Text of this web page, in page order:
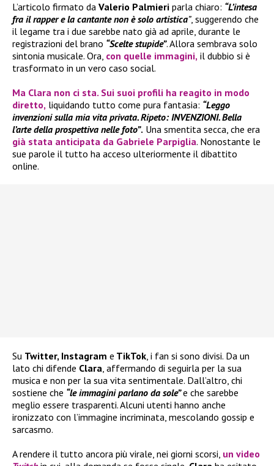
L’articolo firmato da Valerio Palmieri parla chiaro: “L’intesa
fra il rapper e la cantante non è solo artistica”, suggerendo che
il legame tra i due sarebbe nato già ad aprile, durante le
registrazioni del brano “Scelte stupide”. Allora sembrava solo
sintonia musicale. Ora, con quelle immagini, il dubbio si è
trasformato in un vero caso social.
Ma Clara non ci sta. Sui suoi profili ha reagito in modo
diretto, liquidando tutto come pura fantasia: “Leggo
invenzioni sulla mia vita privata. Ripeto: INVENZIONI. Bella
l’arte della prospettiva nelle foto”. Una smentita secca, che era
già stata anticipata da Gabriele Parpiglia. Nonostante le
sue parole il tutto ha acceso ulteriormente il dibattito
online.
Su Twitter, Instagram e TikTok, i fan si sono divisi. Da un
lato chi difende Clara, affermando di seguirla per la sua
musica e non per la sua vita sentimentale. Dall’altro, chi
sostiene che “le immagini parlano da sole”e che sarebbe
meglio essere trasparenti. Alcuni utenti hanno anche
ironizzato con l’immagine incriminata, mescolando gossip e
sarcasmo.
A rendere il tutto ancora più virale, nei giorni scorsi, un video